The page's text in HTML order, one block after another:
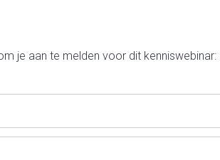
je aan te melden voor dit kenniswebinar: